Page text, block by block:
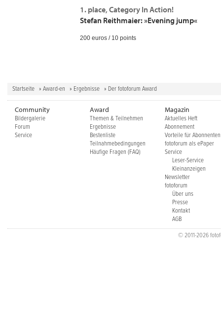
1. place, Category In Action!
Stefan Reithmaier: »Evening jump«
200 euros / 10 points
Startseite » Award-en » Ergebnisse » Der fotoforum Award
Community
Bildergalerie
Forum
Service
Award
Themen & Teilnehmen
Ergebnisse
Bestenliste
Teilnahmebedingungen
Häufige Fragen (FAQ)
Magazin
Aktuelles Heft
Abonnement
Vorteile für Abonnenten
fotoforum als ePaper
Service
Leser-Service
Kleinanzeigen
Newsletter
fotoforum
Über uns
Presse
Kontakt
AGB
© 2011-2026